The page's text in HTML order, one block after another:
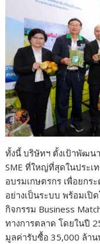
ทั้งนี้ บริษัทฯ ตั้งเป้าพัฒน
SME ที่ใหญ่ที่สุดในประเ
อบรมเกษตรกร เพื่อยกร
อย่างเป็นระบบ พร้อมเปิ
กิจกรรม Business
ทางการตลาด โดยในปี
มูลค่ารับซื้อ 35,000 ล้าน